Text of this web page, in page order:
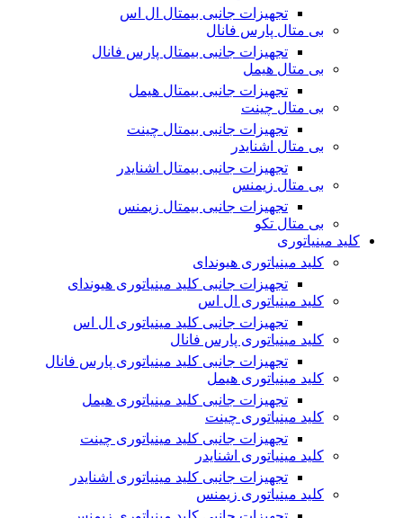
تجهیزات جانبی بیمتال ال اس
بی متال پارس فانال
تجهیزات جانبی بیمتال پارس فانال
بی متال هیمل
تجهیزات جانبی بیمتال هیمل
بی متال چینت
تجهیزات جانبی بیمتال چینت
بی متال اشنایدر
تجهیزات جانبی بیمتال اشنایدر
بی متال زیمنس
تجهیزات جانبی بیمتال زیمنس
بی متال تکو
کلید مینیاتوری
کلید مینیاتوری هیوندای
تجهیزات جانبی کلید مینیاتوری هیوندای
کلید مینیاتوری ال اس
تجهیزات جانبی کلید مینیاتوری ال اس
کلید مینیاتوری پارس فانال
تجهیزات جانبی کلید مینیاتوری پارس فانال
کلید مینیاتوری هیمل
تجهیزات جانبی کلید مینیاتوری هیمل
کلید مینیاتوری چینت
تجهیزات جانبی کلید مینیاتوری چینت
کلید مینیاتوری اشنایدر
تجهیزات جانبی کلید مینیاتوری اشنایدر
کلید مینیاتوری زیمنس